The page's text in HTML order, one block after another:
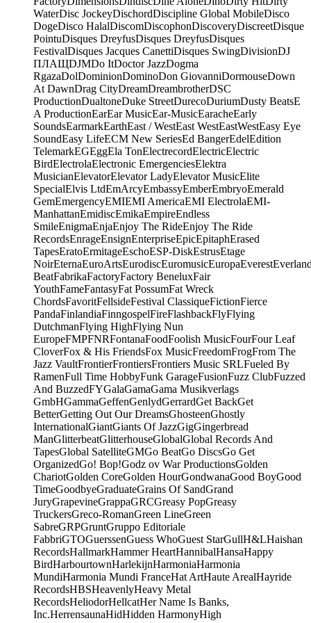
WaterDisc JockeyDischordDiscipline Global MobileDisco
DogeDisco HalalDiscomDiscophonDiscoveryDiscreetDisque
PointuDisques DreyfusDisques DreyfusDisques
FestivalDisques Jacques CanettiDisques SwingDivisionDJ
ПЛАЩDJMDo ItDoctor JazzDogma
RgazaDolDominionDominoDon GiovanniDormouseDown
At DawnDrag CityDreamDreambrotherDSC
ProductionDualtoneDuke StreetDurecoDuriumDusty BeatsE
A ProductionEarEar MusicEar-MusicEaracheEarly
SoundsEarmarkEarthEast / WestEast WestEastWestEasy Eye
SoundEasy LifeECM New SeriesEd BangerEdelEdition
TelemarkEGEggEla TonElectrecordElectricElectric
BirdElectrolaElectronic EmergenciesElektra
MusicianElevatorElevator LadyElevator MusicElite
SpecialElvis LtdEmArcyEmbassyEmberEmbryoEmerald
GemEmergencyEMIEMI AmericaEMI ElectrolaEMI-
ManhattanEmidiscEmikaEmpireEndless
SmileEnigmaEnjaEnjoy The RideEnjoy The Ride
RecordsEnrageEnsignEnterpriseEpicEpitaphErased
TapesEratoErmitageEschoESP-DiskEstrusEtage
NoirEternaEuroArtsEurodiscEuromusicEuropaEverest
BeatFabrikaFactoryFactory BeneluxFair
YouthFameFantasyFat PossumFat Wreck
ChordsFavoritFellsideFestival ClassiqueFictionFierce
PandaFinlandiaFinngospelFireFlashbackFlyFlying
DutchmanFlying HighFlying Nun
EuropeFMPFNRFontanaFoodFoolish MusicFourFour Leaf
CloverFox & His FriendsFox MusicFreedomFrogFrom The
Jazz VaultFrontierFrontiersFrontiers Music SRLFueled By
RamenFull Time HobbyFunk GarageFusionFuzz ClubFuzzed
And BuzzedFYGalaGamaGama Musikverlags
GmbHGammaGeffenGenlydGerrardGet BackGet
BetterGetting Out Our DreamsGhosteenGhostly
InternationalGiantGiants Of JazzGigGingerbread
ManGlitterbeatGlitterhouseGlobalGlobal Records And
TapesGlobal SatelliteGMGo BeatGo DiscsGo Get
OrganizedGo! Bop!Godz ov War ProductionsGolden
ChariotGolden CoreGolden HourGondwanaGood BoyGood
TimeGoodbyeGraduateGrains Of SandGrand
JuryGrapevineGrappaGRCGreasy PopGreasy
TruckersGreco-RomanGreen LineGreen
SabreGRPGruntGruppo Editoriale
FabbriGTOGuerssenGuess WhoGuest StarGullH&LHaishan
RecordsHallmarkHammer HeartHannibalHansaHappy
BirdHarbourtownHarlekijnHarmoniaHarmonia
MundiHarmonia Mundi FranceHat ArtHaute ArealHayride
RecordsHBSHeavenlyHeavy Metal
RecordsHeliodorHellcatHer Name Is Banks,
Inc.HerrensaunaHidHidden HarmonyHigh